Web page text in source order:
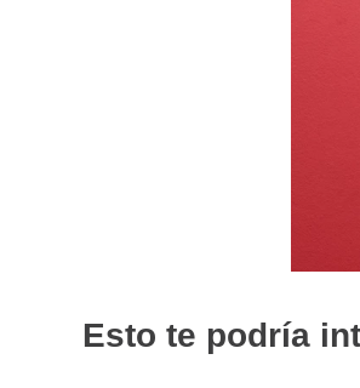
Esto te podría